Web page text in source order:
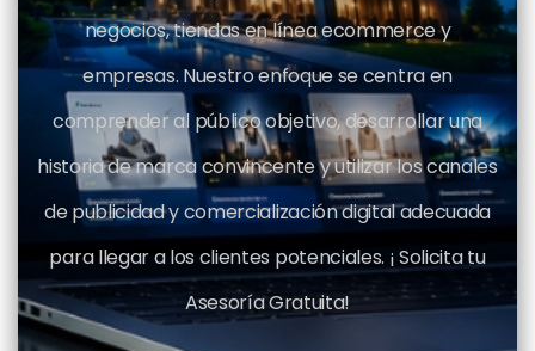
negocios, tiendas en línea ecommerce y
empresas. Nuestro enfoque se centra en
comprender al público objetivo, desarrollar una
historia de marca convincente y utilizar los canales
de publicidad y comercialización digital adecuada
para llegar a los clientes potenciales. ¡ Solicita tu
Asesoría Gratuita!